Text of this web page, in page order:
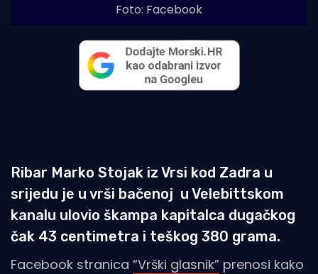
Foto: Facebook
Ribar Marko Stojak iz Vrsi kod Zadra u
srijedu je u vrši bačenoj u Velebittskom
kanalu ulovio škampa kapitalca dugačkog
čak 43 centimetra i teškog 380 grama.
Facebook stranica “Vrški glasnik” prenosi kako